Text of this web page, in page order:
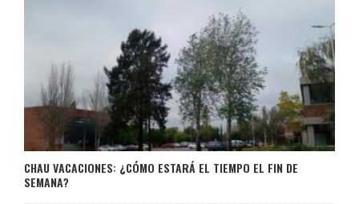
CHAU VACACIONES: ¿CÓMO ESTARÁ EL TIEMPO EL FIN DE
SEMANA?